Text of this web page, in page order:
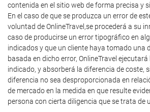
contenida en el sitio web de forma precisa y
En el caso de que se produzca un error de
voluntad de OnlineTravel,se procederá a su
caso de producirse un error tipográfico en
indicados y que un cliente haya tomado una
basada en dicho error, OnlineTravel
indicado, y absorberá la diferencia de coste,
diferencia no sea desproporcionada en
de mercado en la medida en que resulte
persona con cierta diligencia que se trata de